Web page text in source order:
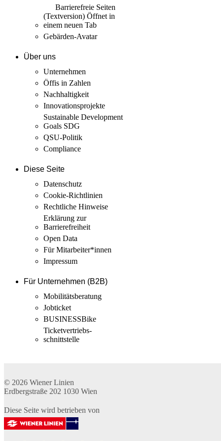
Barrierefreie Seiten
(Textversion) Öffnet in
einem neuen Tab
Gebärden-Avatar
Über uns
Unternehmen
Öffis in Zahlen
Nachhaltigkeit
Innovations­projekte
Sustainable Development
Goals SDG
QSU-Politik
Compliance
Diese Seite
Datenschutz
Cookie-Richtlinien
Rechtliche Hinweise
Erklärung zur
Barrierefreiheit
Open Data
Für Mitarbeiter­*innen
Impressum
Für Unternehmen (B2B)
Mobilitäts­beratung
Jobticket
BUSINESSBike
Ticketvertriebs­
schnittstelle
© 2026 Wiener Linien
Erdbergstraße 202 1030 Wien
Diese Seite wird betrieben von